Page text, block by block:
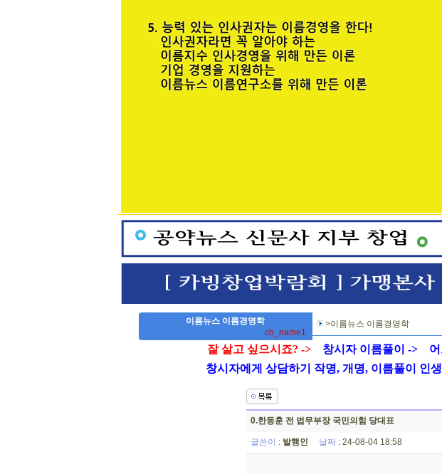
이름뉴스 이름경영학
cn_name1
>이름뉴스 이름경영학
잘 살고 싶으시죠? -> 창시자 이름풀이 ->
창시자에게 상담하기 작명, 개명, 이름풀이 인생
0.한동훈 전 법무부장 국민의힘 당대표
글쓴이 : 발행인 날짜 : 24-08-04 18:58